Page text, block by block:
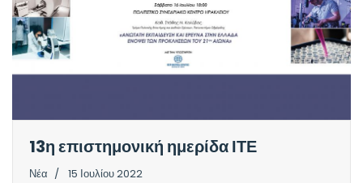
13η επιστημονική ημερίδα ΙΤΕ
Νέα 15 Ιουλίου 2022